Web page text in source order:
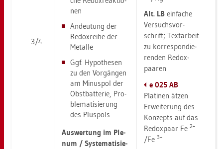
3/4
nen
An­deu­tung der
Re­dox­rei­he der
Me­tal­le
Ggf. Hy­po­the­sen
zu den Vor­gän­gen
am Mi­nus­pol der
Obst­bat­te­rie, Pro­
ble­ma­ti­sie­rung
des Plus­pols
Aus­wer­tung im Ple­
num / Sys­te­ma­ti­sie­
Alt. LB ein­fa­che
Ver­suchs­vor­
schrift; Text­ar­beit
zu kor­re­spon­die­
ren­den Re­dox­
paa­ren
e 025 AB
Pla­ti­nen ätzen
Er­wei­te­rung des
Kon­zepts auf das
Re­dox­paar Fe 2+
/Fe 3+